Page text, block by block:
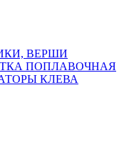
ВЕРШИ
ПОПЛАВОЧНАЯ
КЛЕВА